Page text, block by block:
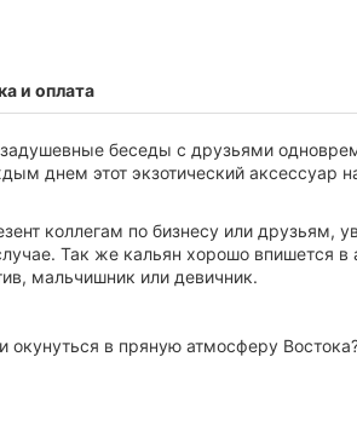
беседы с друзьями
днем этот экзотический аксессуар
коллегам по бизнесу или друзьям,
Так же кальян хорошо впишется в
мальчишник или девичник.
окунуться в пряную атмосферу
и оплата